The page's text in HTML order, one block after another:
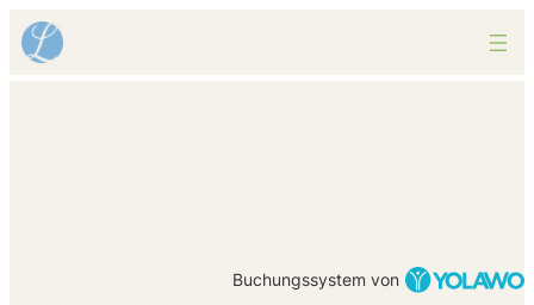
Buchungssystem von